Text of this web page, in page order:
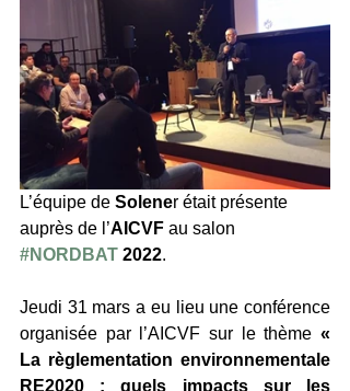
L’équipe de Solener était présente
auprès de l’AICVF au salon
#NORDBAT 2022.
Jeudi 31 mars a eu lieu une conférence
organisée par l’AICVF sur le thème «
La règlementation environnementale
RE2020 : quels impacts sur les